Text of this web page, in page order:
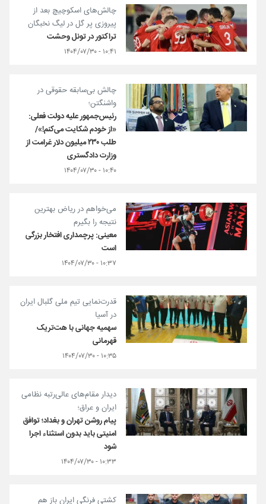
چالش‌های اسکوچیچ بعد از
پیروزی پر گل در لیگ نخبگان
تراکتور در تونل وحشت
۱۰:۴۱ - ۱۴۰۴/۰۷/۳۰
چالش بی‌سابقه حقوقی در
واشنگتن؛
رئیس‌جمهور علیه دولت فعلی:
«از خودم شکایت می‌کنم!»/
طلب ۲۳۰ میلیون دلار غرامت از
وزارت دادگستری
۱۰:۴۰ - ۱۴۰۴/۰۷/۳۰
می‌خواهم در ریاض بهترین
نتیجه را بگیرم
معینی: پرچمداری افتخار بزرگی
است
۱۰:۳۷ - ۱۴۰۴/۰۷/۳۰
قدرت‌نمایی تیم ملی گلبال ایران
در آسیا
سهمیه جهانی با هت‌تریک
قهرمانی
۱۰:۳۵ - ۱۴۰۴/۰۷/۳۰
دیدار مقام‌های عالی‌رتبه نظامی
ایران و عراق؛
پیام روشن تهران و بغداد؛ توافق
امنیتی باید بدون استثناء اجرا
شود
۱۰:۳۳ - ۱۴۰۴/۰۷/۳۰
کشتی فرنگی ایران باز هم